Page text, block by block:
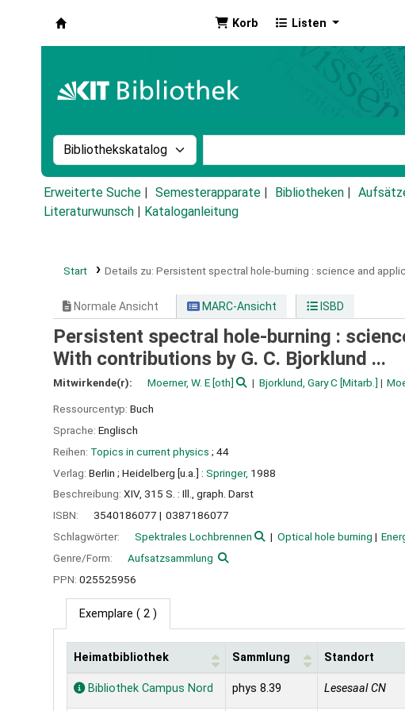
Korb Listen
Suche im Katalog nach:
Erweiterte Suche Semesterapparate Bibliotheken
Literaturwunsch
Kataloganleitung
Start Details zu: Persistent spectral hole-burning : science and
Normale Ansicht MARC-Ansicht ISBD
Persistent spectral hole-burning :
With contributions by G. C. Bjorklund ...
Mitwirkende(r): Moerner, W. E [oth] Bjorklund, Gary C [Mitarb.]
Ressourcentyp: Buch
Sprache: Englisch
Reihen: Topics in current physics ; 44
Verlag: Berlin ; Heidelberg [u.a.] : Springer, 1988
Beschreibung: XIV, 315 S. : Ill., graph. Darst
ISBN:
3540186077
0387186077
Schlagwörter:
Spektrales Lochbrennen Optical hole burning
Genre/Form:
Aufsatzsammlung
PPN: 025525956
Exemplare ( 2 )
Exemplare
Heimatbibliothek Sammlung Standort
Bibliothek Campus Nord phys 8.39 Lesesaal CN